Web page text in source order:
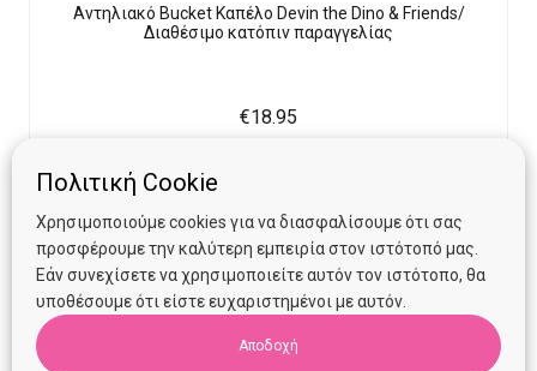
Αντηλιακό Bucket Καπέλο Devin the Dino & Friends/
Διαθέσιμο κατόπιν παραγγελίας
€18.95
Προσθήκη στο καλάθι
Πολιτική Cookie
Χρησιμοποιούμε cookies για να διασφαλίσουμε ότι σας
προσφέρουμε την καλύτερη εμπειρία στον ιστότοπό μας.
Εάν συνεχίσετε να χρησιμοποιείτε αυτόν τον ιστότοπο, θα
υποθέσουμε ότι είστε ευχαριστημένοι με αυτόν.
Αποδοχή